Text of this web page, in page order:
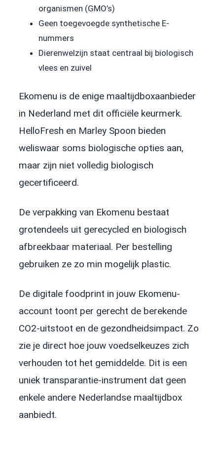
organismen (GMO’s)
Geen toegevoegde synthetische E-
nummers
Dierenwelzijn staat centraal bij biologisch
vlees en zuivel
Ekomenu is de enige maaltijdboxaanbieder
in Nederland met dit officiële keurmerk.
HelloFresh en Marley Spoon bieden
weliswaar soms biologische opties aan,
maar zijn niet volledig biologisch
gecertificeerd.
De verpakking van Ekomenu bestaat
grotendeels uit gerecycled en biologisch
afbreekbaar materiaal. Per bestelling
gebruiken ze zo min mogelijk plastic.
De digitale foodprint in jouw Ekomenu-
account toont per gerecht de berekende
CO2-uitstoot en de gezondheidsimpact. Zo
zie je direct hoe jouw voedselkeuzes zich
verhouden tot het gemiddelde. Dit is een
uniek transparantie-instrument dat geen
enkele andere Nederlandse maaltijdbox
aanbiedt.